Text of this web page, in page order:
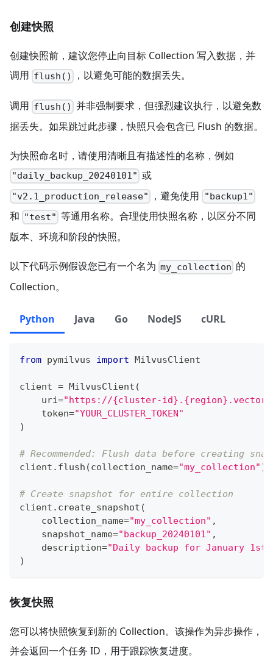
创建快照
创建快照前，建议您停止向目标 Collection 写入数据，并
调用 flush() ，以避免可能的数据丢失。
调用 flush() 并非强制要求，但强烈建议执行，以避免数
据丢失。如果跳过此步骤，快照只会包含已 Flush 的数据。
为快照命名时，请使用清晰且有描述性的名称，例如
"daily_backup_20240101" 或
"v2.1_production_release" ，避免使用 "backup1"
和 "test" 等通用名称。合理使用快照名称，以区分不同
版本、环境和阶段的快照。
以下代码示例假设您已有一个名为 my_collection 的
Collection。
Python Java Go NodeJS cURL
from pymilvus import MilvusClient
client = MilvusClient (
    uri
="https://{cluster-
    token
="YOUR_CLUSTER_TOKEN"
)
# Recommended: Flush data before creating
client . flush (collection_name="my_collection" )
# Create snapshot for entire collection
client . create_snapshot (
    collection_name
="my_collection" ,
    snapshot_name
="backup_20240101" ,
    description
="Daily backup for January 1st,
)
恢复快照
您可以将快照恢复到新的 Collection。该操作为异步操作，
并会返回一个任务 ID，用于跟踪恢复进度。